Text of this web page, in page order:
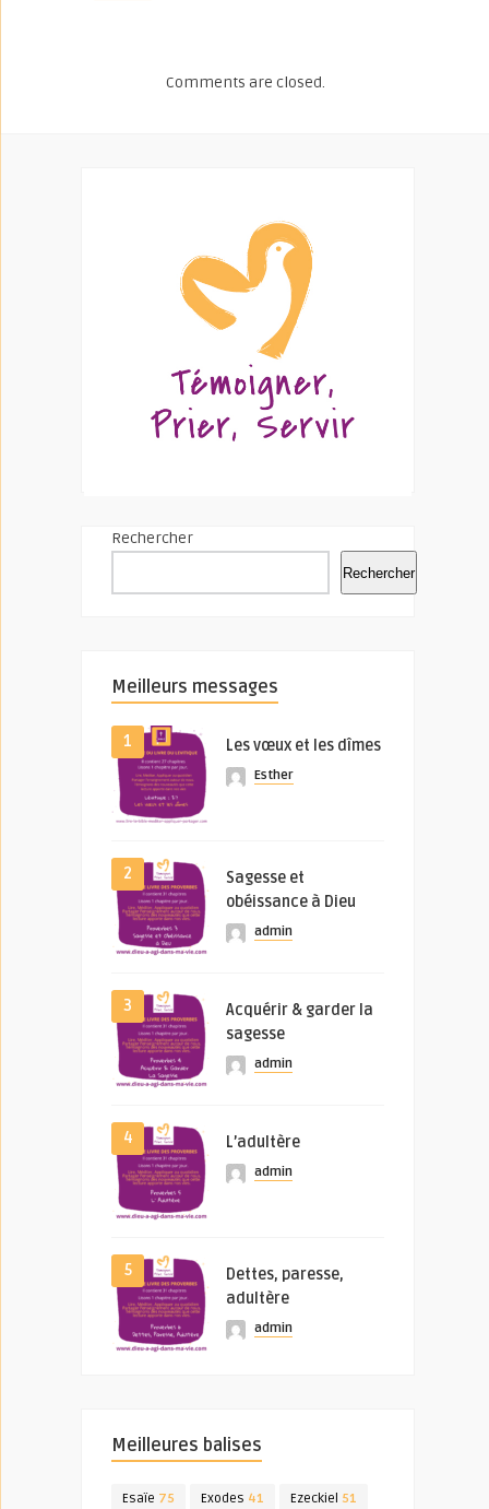
Comments are closed.
Rechercher
Rechercher
Meilleurs messages
1 Les vœux et les dîmes
Esther
2
Sagesse et
obéissance à Dieu
admin
3
Acquérir & garder la
sagesse
admin
4 L’adultère
admin
5
Dettes, paresse,
adultère
admin
Meilleures balises
Esaïe 75 Exodes 41 Ezeckiel 51